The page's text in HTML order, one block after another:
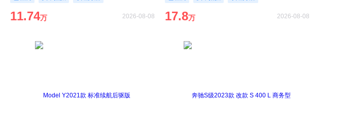
11.74万 2026-08-08 17.8万 2026-08-08